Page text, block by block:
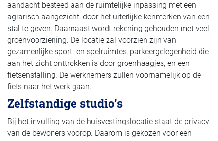
aandacht besteed aan de ruimtelijke inpassing met een
agrarisch aangezicht, door het uiterlijke kenmerken van een
stal te geven. Daarnaast wordt rekening gehouden met veel
groenvoorziening. De locatie zal voorzien zijn van
gezamenlijke sport- en spelruimtes, parkeergelegenheid die
aan het zicht onttrokken is door groenhaagjes, en een
fietsenstalling. De werknemers zullen voornamelijk op de
fiets naar het werk gaan.
Zelfstandige studio’s
Bij het invulling van de huisvestingslocatie staat de privacy
van de bewoners voorop. Daarom is gekozen voor een